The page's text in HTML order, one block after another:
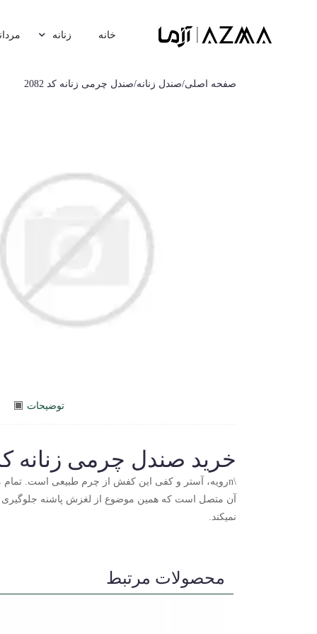
خانه زنانه
صفحه اصلی/صندل زنانه/صندل چرمی زنانه کد 2082
توضیحات
خرید صندل چرمی زنانه کد
نمیکند.
محصولات مرتبط